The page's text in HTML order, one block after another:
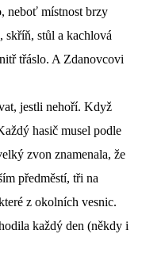
neboť místnost brzy
skříň, stůl a kachlová
třáslo. A Zdanovcovi
jestli nehoří. Když
hasič musel podle
zvon znamenala, že
předměstí, tři na
z okolních vesnic.
každý den (někdy i